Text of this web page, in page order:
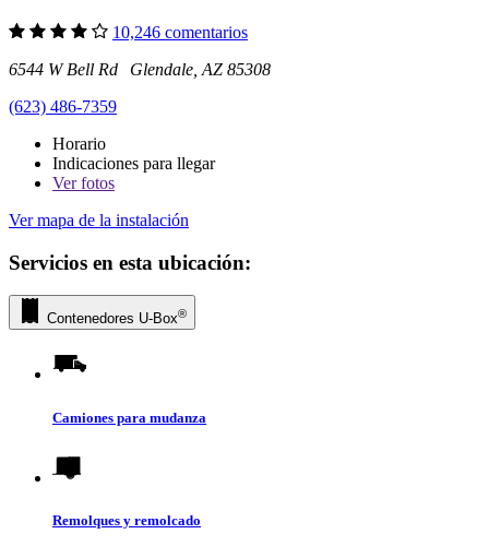
10,246 comentarios
6544 W Bell Rd Glendale, AZ 85308
(623) 486-7359
Horario
Indicaciones para llegar
Verfotos
Ver mapa de la instalación
Servicios en esta ubicación:
Contenedores U-Box®
Camiones para mudanza
Remolques y remolcado